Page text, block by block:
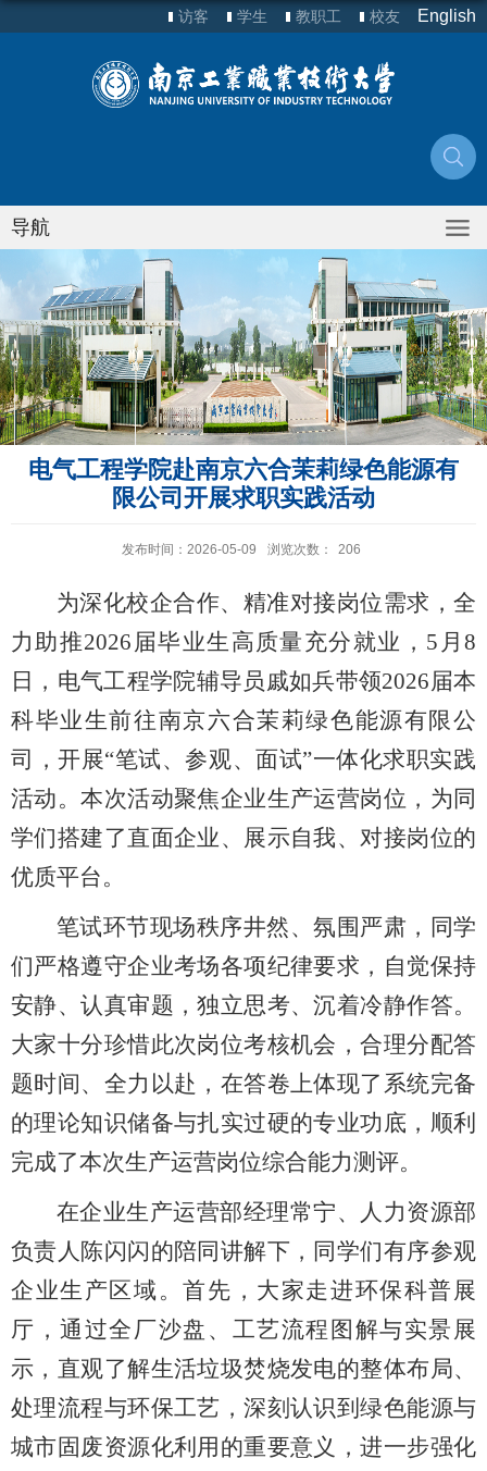
访客 学生 教职工 校友 English
导航
电气工程学院赴南京六合茉莉绿色能源有
限公司开展求职实践活动
发布时间：2026-05-09 浏览次数： 206
为深化校企合作、精准对接岗位需求，全
力助推2026届毕业生高质量充分就业，5月8
日，电气工程学院辅导员戚如兵带领2026届本
科毕业生前往南京六合茉莉绿色能源有限公
司，开展“笔试、参观、面试”一体化求职实践
活动。本次活动聚焦企业生产运营岗位，为同
学们搭建了直面企业、展示自我、对接岗位的
优质平台。
笔试环节现场秩序井然、氛围严肃，同学
们严格遵守企业考场各项纪律要求，自觉保持
安静、认真审题，独立思考、沉着冷静作答。
大家十分珍惜此次岗位考核机会，合理分配答
题时间、全力以赴，在答卷上体现了系统完备
的理论知识储备与扎实过硬的专业功底，顺利
完成了本次生产运营岗位综合能力测评。
在企业生产运营部经理常宁、人力资源部
负责人陈闪闪的陪同讲解下，同学们有序参观
企业生产区域。首先，大家走进环保科普展
厅，通过全厂沙盘、工艺流程图解与实景展
示，直观了解生活垃圾焚烧发电的整体布局、
处理流程与环保工艺，深刻认识到绿色能源与
城市固废资源化利用的重要意义，进一步强化